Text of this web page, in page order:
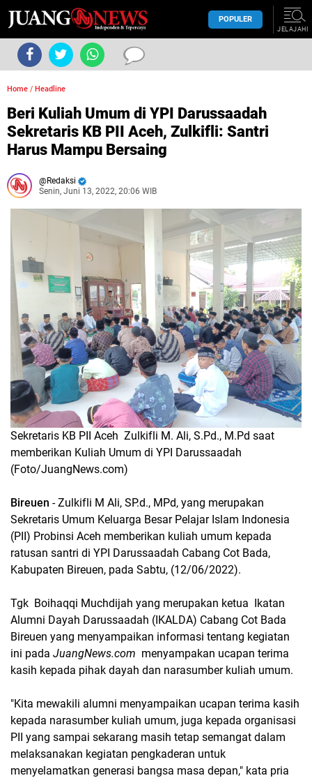
POPULER
JELAJAHI
Home / Headline
Beri Kuliah Umum di YPI Darussaadah
Sekretaris KB PII Aceh, Zulkifli: Santri
Harus Mampu Bersaing
Redaksi
Senin, Juni 13, 2022, 20:06 WIB
Sekretaris KB PII Aceh Zulkifli M. Ali, S.Pd., M.Pd saat
memberikan Kuliah Umum di YPI Darussaadah
(Foto/JuangNews.com)
Bireuen - Zulkifli M Ali, SP.d., MPd, yang merupakan
Sekretaris Umum Keluarga Besar Pelajar Islam Indonesia
(PII) Probinsi Aceh memberikan kuliah umum kepada
ratusan santri di YPI Darussaadah Cabang Cot Bada,
Kabupaten Bireuen, pada Sabtu, (12/06/2022).
Tgk Boihaqqi Muchdijah yang merupakan ketua Ikatan
Alumni Dayah Darussaadah (IKALDA) Cabang Cot Bada
Bireuen yang menyampaikan informasi tentang kegiatan
ini pada JuangNews.com menyampakan ucapan terima
kasih kepada pihak dayah dan narasumber kuliah umum.
"Kita mewakili alumni menyampaikan ucapan terima kasih
kepada narasumber kuliah umum, juga kepada organisasi
PII yang sampai sekarang masih tetap semangat dalam
melaksanakan kegiatan pengkaderan untuk
menyelamatkan generasi bangsa masa depan," kata pria